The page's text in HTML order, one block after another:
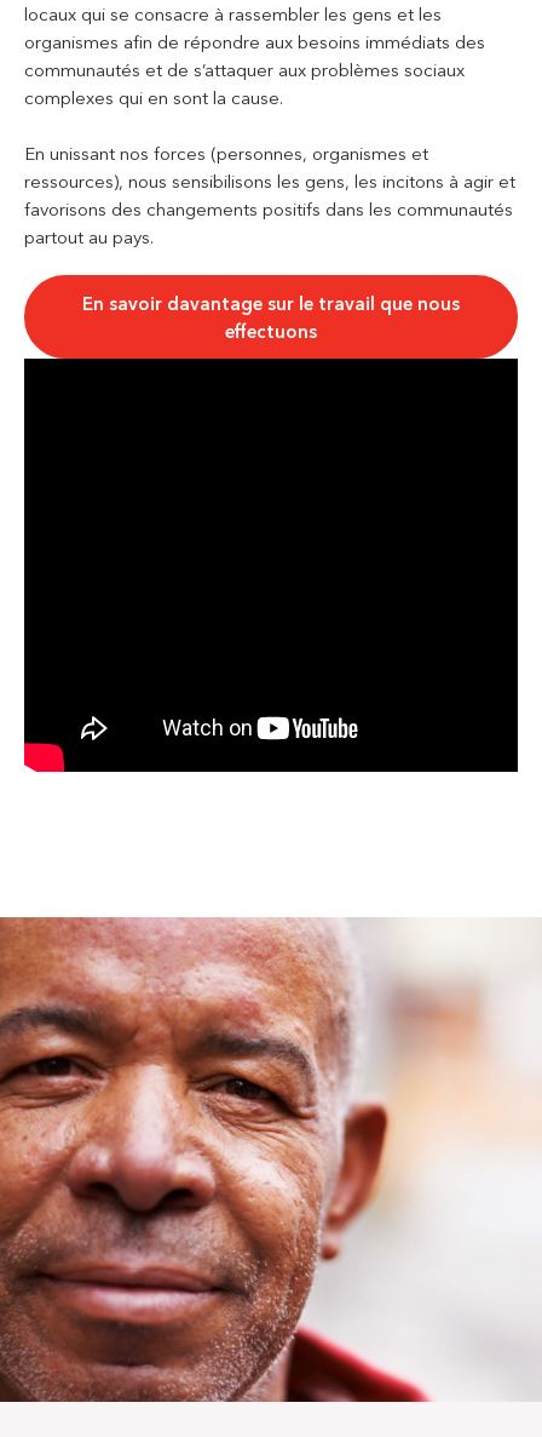
locaux qui se consacre à rassembler les gens et les
organismes afin de répondre aux besoins immédiats des
communautés et de s’attaquer aux problèmes sociaux
complexes qui en sont la cause.
En unissant nos forces (personnes, organismes et
ressources), nous sensibilisons les gens, les incitons à agir et
favorisons des changements positifs dans les communautés
partout au pays.
En savoir davantage sur le travail que nous
effectuons